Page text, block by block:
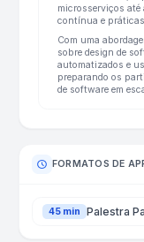
microsserviços
contínua e
Com uma
sobre design de
automatizados e
preparando os
de software em
FORMATOS DE
45 min Palestra